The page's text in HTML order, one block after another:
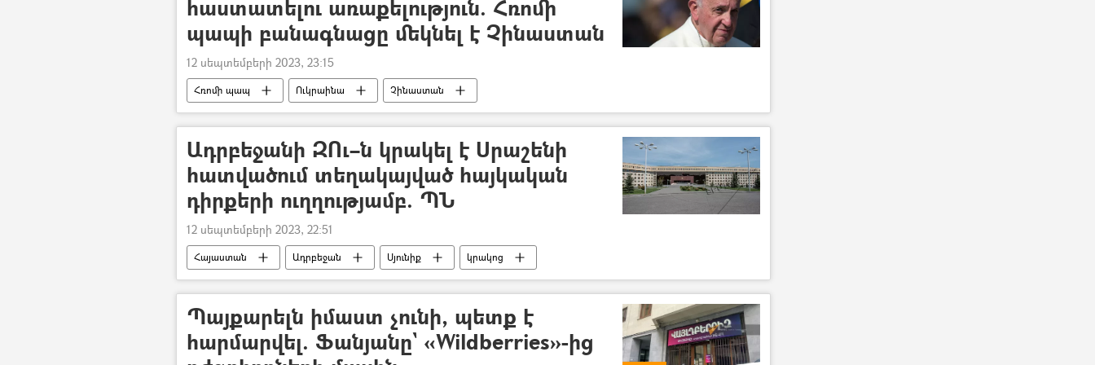
հաստատելու առաքելություն. Հռոմի
պապի բանագնացը մեկնել է Չինաստան
12 սեպտեմբերի 2023, 23:15
Հռոմի պապ Ուկրաինա Չինաստան
Ադրբեջանի ԶՈւ–ն կրակել է Սրաշենի
հատվածում տեղակայված հայկական
դիրքերի ուղղությամբ. ՊՆ
12 սեպտեմբերի 2023, 22:51
Հայաստան Ադրբեջան Սյունիք
կրակոց
ՀՀ պաշտպանության նախարարություն (ՊՆ)
Պայքարելն իմաստ չունի, պետք է
հարմարվել. Ֆանյանը` «Wildberries»-ից